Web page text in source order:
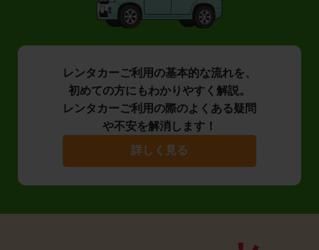
レンタカーご利用の基本的な流れを、
初めての方にもわかりやすく解説。
レンタカーご利用の際のよくある疑問
や不安を解消します！
詳しく見る